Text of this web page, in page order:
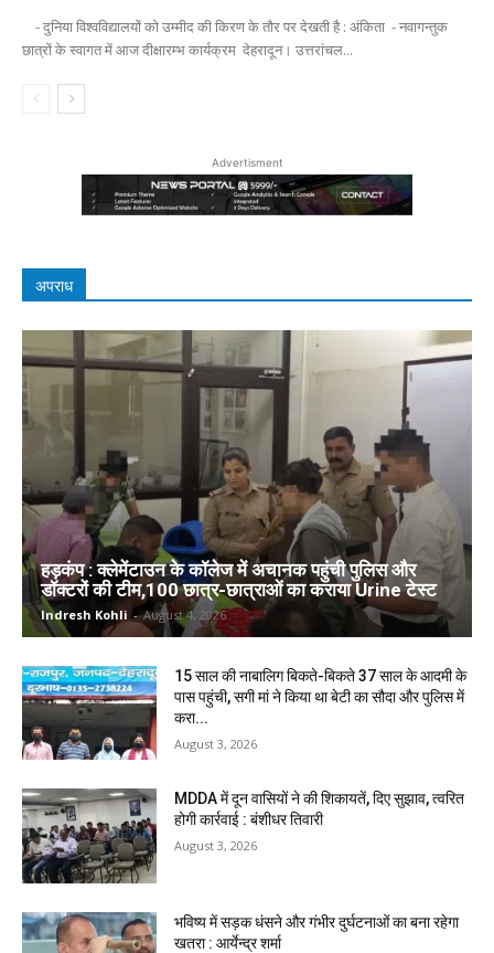
- दुनिया विश्वविद्यालयों को उम्मीद की किरण के तौर पर देखती है : अंकिता - नवागन्तुक
छात्रों के स्वागत में आज दीक्षारम्भ कार्यक्रम देहरादून। उत्तरांचल...
Advertisment
अपराध
हड़कंप : क्लेमेंटाउन के कॉलेज में अचानक पहुंची पुलिस और
डॉक्टरों की टीम,100 छात्र-छात्राओं का कराया Urine टेस्ट
Indresh Kohli - August 4, 2026
15 साल की नाबालिग बिकते-बिकते 37 साल के आदमी के
पास पहुंची, सगी मां ने किया था बेटी का सौदा और पुलिस में
करा...
August 3, 2026
MDDA में दून वासियों ने की शिकायतें, दिए सुझाव, त्वरित
होगी कार्रवाई : बंशीधर तिवारी
August 3, 2026
भविष्य में सड़क धंसने और गंभीर दुर्घटनाओं का बना रहेगा
खतरा : आर्येन्द्र शर्मा